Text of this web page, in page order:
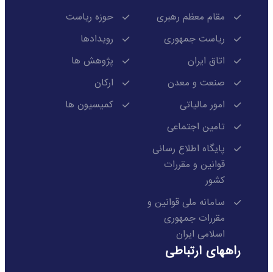
مقام معظم رهبری
ریاست جمهوری
اتاق ایران
صنعت و معدن
امور مالیاتی
تامین اجتماعی
پایگاه اطلاع رسانی
قوانین و مقررات
کشور
سامانه ملی قوانین و
مقررات جمهوری
اسلامی ایران
حوزه ریاست
رویدادها
پژوهش ها
ارکان
کمیسیون ها
راههای ارتباطی